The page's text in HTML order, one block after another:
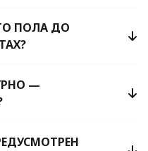
ПОЛА ДО
—